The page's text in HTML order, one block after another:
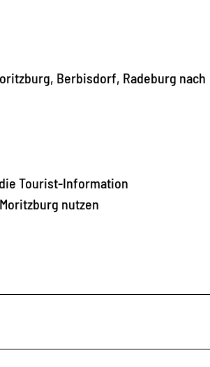
Berbisdorf, Radeburg nach
Tourist-Information
nutzen